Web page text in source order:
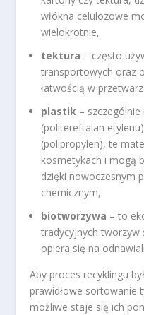
włókna celulozowe
wielokrotnie,
tektura – często
transportowych oraz
łatwością w
plastik –
(politereftalan
(polipropylen), te
kosmetykach i mogą
dzięki nowoczesnym
chemicznym,
biotworzywa – to
tradycyjnych tworzyw
opiera się na
Aby proces recyklingu
prawidłowe sortowanie
możliwe staje się ich